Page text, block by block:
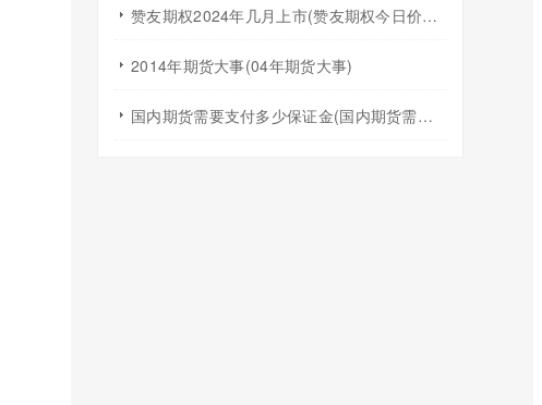
赞友期权2024年几月上市(赞友期权今日价格每日更新)
2014年期货大事(04年期货大事)
国内期货需要支付多少保证金(国内期货需要支付多少保证金呢)